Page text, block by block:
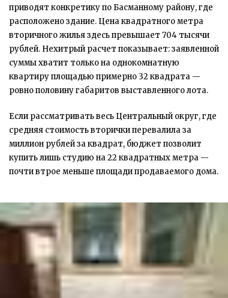
приводят конкретику по Басманному району, где
расположено здание. Цена квадратного метра
вторичного жилья здесь превышает 704 тысячи
рублей. Нехитрый расчет показывает: заявленной
суммы хватит только на однокомнатную
квартиру площадью примерно 32 квадрата —
ровно половину габаритов выставленного лота.
Если рассматривать весь Центральный округ, где
средняя стоимость вторички перевалила за
миллион рублей за квадрат, бюджет позволит
купить лишь студию на 22 квадратных метра —
почти втрое меньше площади продаваемого дома.